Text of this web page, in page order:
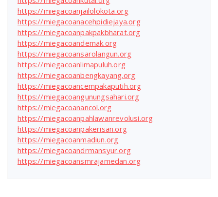
https://miegacoanjailolokota.org
https://miegacoanacehpidiejaya.org
https://miegacoanpakpakbharat.org
https://miegacoandemak.org
https://miegacoansarolangun.org
https://miegacoanlimapuluh.org
https://miegacoanbengkayang.org
https://miegacoancempakaputih.org
https://miegacoangunungsahari.org
https://miegacoanancol.org
https://miegacoanpahlawanrevolusi.org
https://miegacoanpakerisan.org
https://miegacoanmadiun.org
https://miegacoandrmansyur.org
https://miegacoansmrajamedan.org